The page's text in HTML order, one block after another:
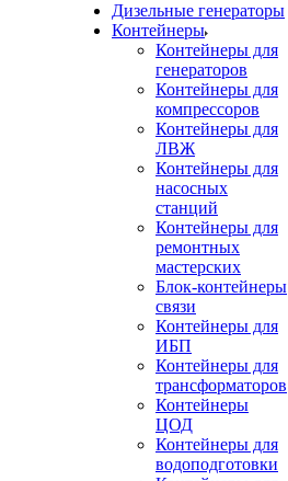
Дизельные генераторы
Контейнеры
Контейнеры для
генераторов
Контейнеры для
компрессоров
Контейнеры для
ЛВЖ
Контейнеры для
насосных
станций
Контейнеры для
ремонтных
мастерских
Блок-контейнеры
связи
Контейнеры для
ИБП
Контейнеры для
трансформаторов
Контейнеры
ЦОД
Контейнеры для
водоподготовки